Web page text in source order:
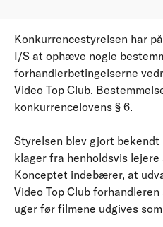
Konkurrencestyrelsen har
I/S at ophæve nogle
forhandlerbetingelserne
Video Top Club.
konkurrencelovens § 6.
Styrelsen blev gjort
klager fra henholdsvis
Konceptet indebærer, at
Video Top Club
uger før filmene udgives